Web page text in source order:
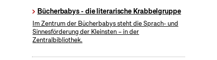
Bücherbabys - die literarische Krabbelgruppe
Im Zentrum der Bücherbabys steht die Sprach- und
Sinnesförderung der Kleinsten – in der
Zentralbibliothek.